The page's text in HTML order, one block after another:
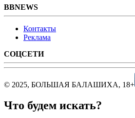
BBNEWS
Контакты
Реклама
СОЦСЕТИ
© 2025, БОЛЬШАЯ БАЛАШИХА, 18+
Что будем искать?